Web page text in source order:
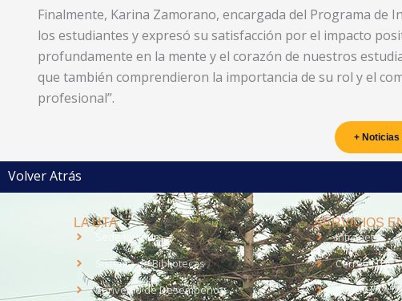
Finalmente, Karina Zamorano, encargada del Programa de
los estudiantes y expresó su satisfacción por el impacto
profundamente en la mente y el corazón de nuestros
que también comprendieron la importancia de su rol y el
profesional”.
+ Noticias
Volver Atrás
LA UTA
Sede Iquique
Sistema de Bibliotecas
Convenio de Desempeño
SERVICIOS
Intranet
Correo UTA
EUDEV UTAmed